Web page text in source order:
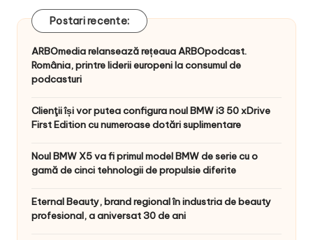
Postari recente:
ARBOmedia relansează rețeaua ARBOpodcast.
România, printre liderii europeni la consumul de
podcasturi
Clienţii își vor putea configura noul BMW i3 50 xDrive
First Edition cu numeroase dotări suplimentare
Noul BMW X5 va fi primul model BMW de serie cu o
gamă de cinci tehnologii de propulsie diferite
Eternal Beauty, brand regional în industria de beauty
profesional, a aniversat 30 de ani